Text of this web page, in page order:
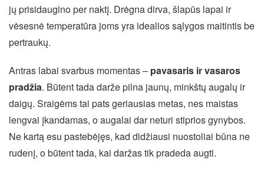
jų prisidaugino per naktį. Drėgna dirva, šlapūs lapai ir
vėsesnė temperatūra joms yra idealios sąlygos maitintis be
pertraukų.
Antras labai svarbus momentas – pavasaris ir vasaros
pradžia. Būtent tada darže pilna jaunų, minkštų augalų ir
daigų. Sraigėms tai pats geriausias metas, nes maistas
lengvai įkandamas, o augalai dar neturi stiprios gynybos.
Ne kartą esu pastebėjęs, kad didžiausi nuostoliai būna ne
rudenį, o būtent tada, kai daržas tik pradeda augti.